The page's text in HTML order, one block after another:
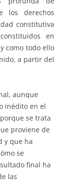
los derechos
constitutiva
en
como todo ello
a partir del
aunque
inédito en el
se trata
proviene de
y que ha
se
final ha
las